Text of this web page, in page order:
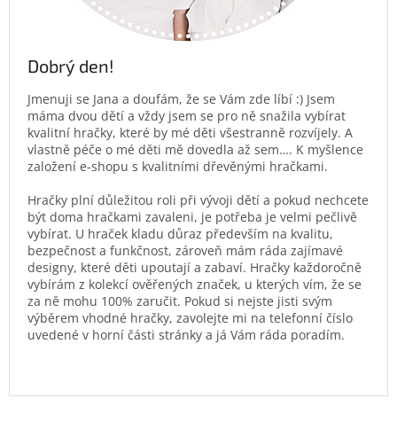
Dobrý den!
Jmenuji se Jana a doufám, že se Vám zde líbí :) Jsem
máma dvou dětí a vždy jsem se pro ně snažila vybírat
kvalitní hračky, které by mé děti všestranně rozvíjely. A
vlastně péče o mé děti mě dovedla až sem…. K myšlence
založení e-shopu s kvalitními dřevěnými hračkami.
Hračky plní důležitou roli při vývoji dětí a pokud nechcete
být doma hračkami zavaleni, je potřeba je velmi pečlivě
vybírat. U hraček kladu důraz především na kvalitu,
bezpečnost a funkčnost, zároveň mám ráda zajímavé
designy, které děti upoutají a zabaví. Hračky každoročně
vybírám z kolekcí ověřených značek, u kterých vím, že se
za ně mohu 100% zaručit. Pokud si nejste jisti svým
výběrem vhodné hračky, zavolejte mi na telefonní číslo
uvedené v horní části stránky a já Vám ráda poradím.